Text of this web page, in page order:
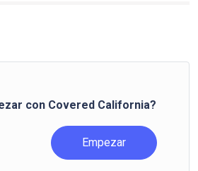
con Covered California?
Empezar